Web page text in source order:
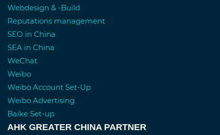
Webdesign & -Build
Reputations management
SEO in China
SEA in China
WeChat
Weibo
Weibo Account Set-Up
Weibo Advertising
Baike Set-up
AHK GREATER CHINA PARTNER